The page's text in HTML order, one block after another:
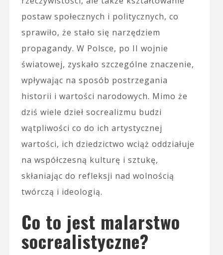
postaw społecznych i politycznych, co
sprawiło, że stało się narzędziem
propagandy. W Polsce, po II wojnie
światowej, zyskało szczególne znaczenie,
wpływając na sposób postrzegania
historii i wartości narodowych. Mimo że
dziś wiele dzieł socrealizmu budzi
wątpliwości co do ich artystycznej
wartości, ich dziedzictwo wciąż oddziałuje
na współczesną kulturę i sztukę,
skłaniając do refleksji nad wolnością
twórczą i ideologią.
Co to jest malarstwo
socrealistyczne?